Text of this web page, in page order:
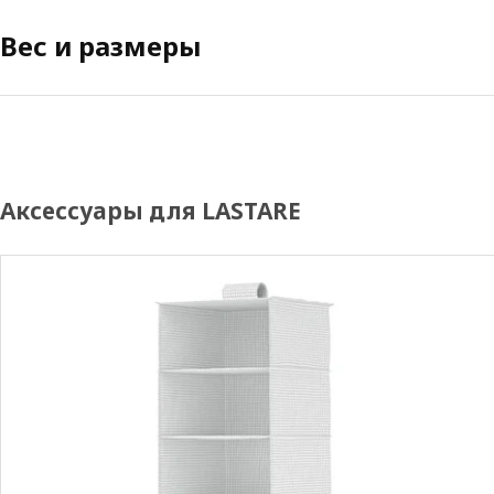
Вес и размеры
Аксессуары для LASTARE